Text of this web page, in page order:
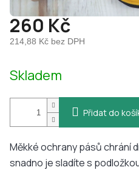
260 Kč
214,88 Kč bez DPH
cena:
Skladem
Přidat do
Měkké ochrany pásů chrání
snadno je sladíte s